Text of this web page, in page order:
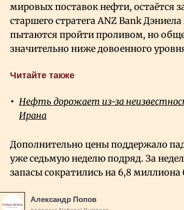
мировых поставок нефти, остаётся
старшего стратега ANZ Bank
пытаются пройти проливом, но
значительно ниже довоенного
Читайте также
Нефть дорожает из-за
Ирана
Дополнительно цены поддержало
уже седьмую неделю подряд. За
запасы сократились на 6,8 миллиона
Александр Попов